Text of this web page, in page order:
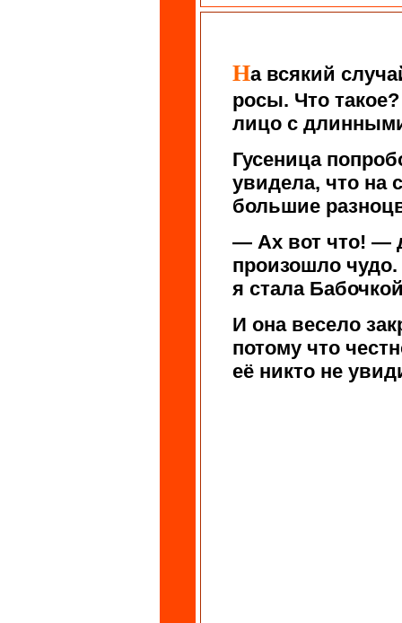
На всякий
росы. Что
лицо с
Гусеница
увидела, что на
большие
— Ах вот что! —
произошло
я стала
И она весело
потому что
её никто не